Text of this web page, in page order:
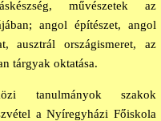
művészetek az
angol építészet, angol
ausztrál országismeret, az
tárgyak oktatása.
tanulmányok szakok
a Nyíregyházi Főiskola